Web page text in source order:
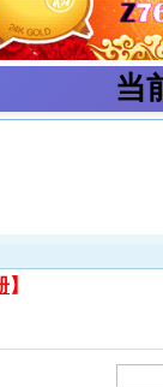
当
】